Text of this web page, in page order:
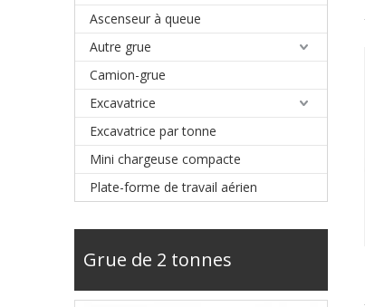
Ascenseur à queue
Autre grue
Camion-grue
Excavatrice
Excavatrice par tonne
Mini chargeuse compacte
Plate-forme de travail aérien
Grue de 2 tonnes